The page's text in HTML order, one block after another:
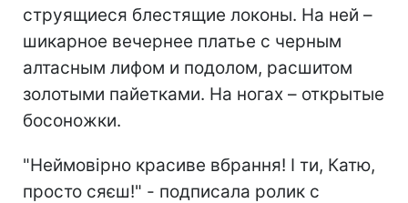
струящиеся блестящие локоны. На ней –
шикарное вечернее платье с черным
алтасным лифом и подолом, расшитом
золотыми пайетками. На ногах – открытые
босоножки.
"Неймовірно красиве вбрання! І ти, Катю,
просто сяєш!" - подписала ролик с